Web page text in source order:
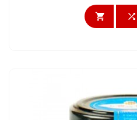
 